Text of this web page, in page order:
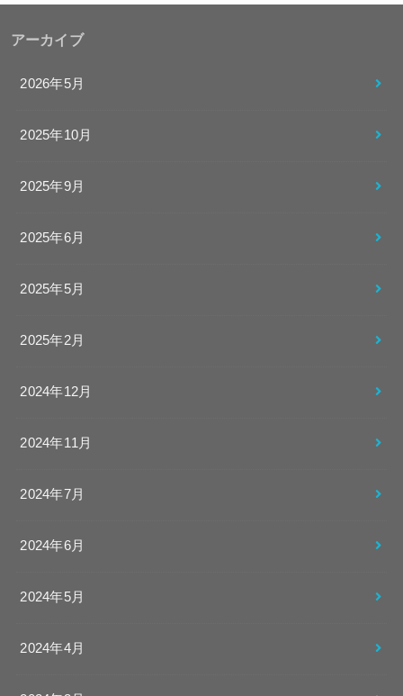
アーカイブ
2026年5月
2025年10月
2025年9月
2025年6月
2025年5月
2025年2月
2024年12月
2024年11月
2024年7月
2024年6月
2024年5月
2024年4月